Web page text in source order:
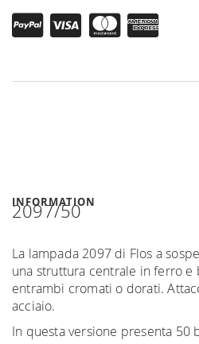
INFORMATION
2097/50
La lampada 2097 di Flos a
una struttura centrale in ferro e
entrambi cromati o dorati.
acciaio.
In questa versione presenta 50